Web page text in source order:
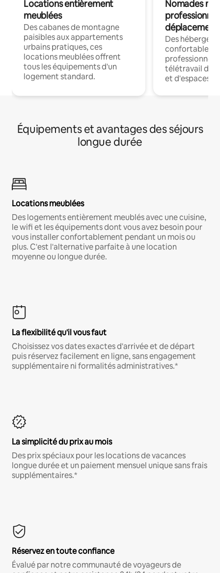
Locations entièrement
meublées
Des cabanes de montagne
paisibles aux appartements
urbains pratiques, ces
locations meublées offrent
tous les équipements d'un
logement standard.
Nomades
déplacement
Des
confortables
professionnels
télétravail
et d'espaces
Équipements et avantages des séjours
longue durée
Locations meublées
Des logements entièrement meublés avec une cuisine,
le wifi et les équipements dont vous avez besoin pour
vous installer confortablement pendant un mois ou
plus. C'est l'alternative parfaite à une location
moyenne ou longue durée.
La flexibilité qu'il vous faut
Choisissez vos dates exactes d'arrivée et de départ
puis réservez facilement en ligne, sans engagement
supplémentaire ni formalités administratives.*
La simplicité du prix au mois
Des prix spéciaux pour les locations de vacances
longue durée et un paiement mensuel unique sans frais
supplémentaires.*
Réservez en toute confiance
Évalué par notre communauté de voyageurs de